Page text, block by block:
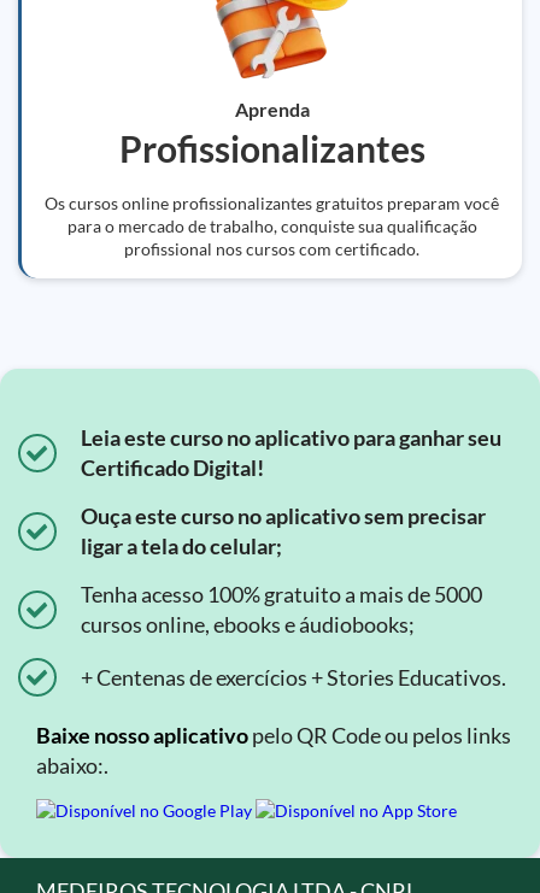
Aprenda
Profissionalizantes
Os cursos online profissionalizantes gratuitos preparam você
para o mercado de trabalho, conquiste sua qualificação
profissional nos cursos com certificado.
Leia este curso no aplicativo para ganhar seu
Certificado Digital!
Ouça este curso no aplicativo sem precisar
ligar a tela do celular;
Tenha acesso 100% gratuito a mais de 5000
cursos online, ebooks e áudiobooks;
+ Centenas de exercícios + Stories Educativos.
Baixe nosso aplicativopelo QR Code ou pelos links
abaixo:.